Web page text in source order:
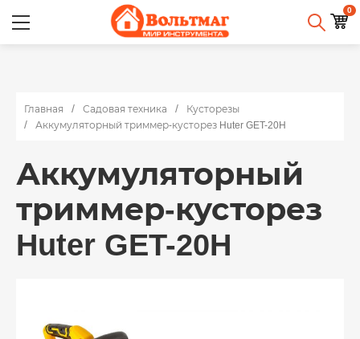
0
Главная Садовая техника
Кусторезы
Аккумуляторный триммер-кусторез Huter GET-20H
Аккумуляторный
триммер-кусторез
Huter GET-20H